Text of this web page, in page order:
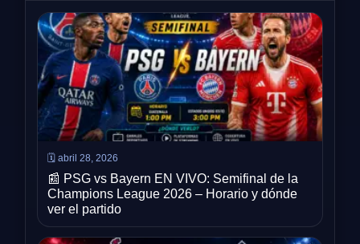
🗓️ abril 28, 2026
📰 PSG vs Bayern EN VIVO: Semifinal de la
Champions League 2026 – Horario y dónde
ver el partido